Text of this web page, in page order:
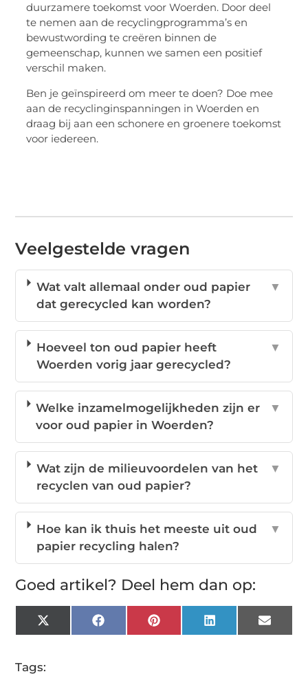
duurzamere toekomst voor Woerden. Door deel
te nemen aan de recyclingprogramma’s en
bewustwording te creëren binnen de
gemeenschap, kunnen we samen een positief
verschil maken.
Ben je geïnspireerd om meer te doen? Doe mee
aan de recyclinginspanningen in Woerden en
draag bij aan een schonere en groenere toekomst
voor iedereen.
Veelgestelde vragen
Wat valt allemaal onder oud papier
dat gerecycled kan worden?
▼
Hoeveel ton oud papier heeft
Woerden vorig jaar gerecycled?
▼
Welke inzamelmogelijkheden zijn er
voor oud papier in Woerden?
▼
Wat zijn de milieuvoordelen van het
recyclen van oud papier?
▼
Hoe kan ik thuis het meeste uit oud
papier recycling halen?
▼
Goed artikel? Deel hem dan op:
X
(Twitter)
FacebookPinterestLinkedInEmail
Tags: